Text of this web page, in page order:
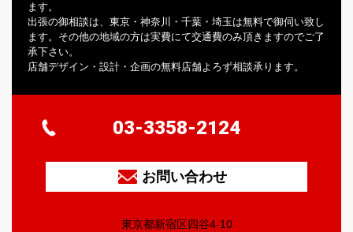
ます。
出張の御相談は、東京・神奈川・千葉・埼玉は無料で御伺い致し
ます。その他の地域の方は実費にて交通費のみ頂きますのでご了
承下さい。
店舗デザイン・設計・企画の無料店舗よろず相談承ります。
03-3358-2124
お問い合わせ
東京都新宿区四谷4-10